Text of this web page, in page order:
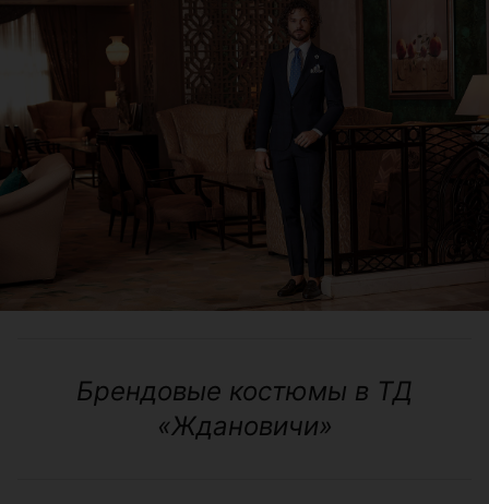
Брендовые костюмы в ТД
«Ждановичи»